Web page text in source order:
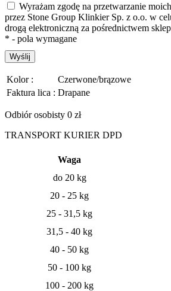
Wyrażam zgodę na przetwarzanie
przez Stone Group Klinkier Sp. z o.o. w
drogą elektroniczną za pośrednictwem
* - pola wymagane
Wyślij
Kolor :
Czerwone/brązowe
Faktura lica : Drapane
Odbiór osobisty 0 zł
TRANSPORT KURIER DPD
Waga
do 20 kg
20 - 25 kg
25 - 31,5 kg
31,5 - 40 kg
40 - 50 kg
50 - 100 kg
100 - 200 kg